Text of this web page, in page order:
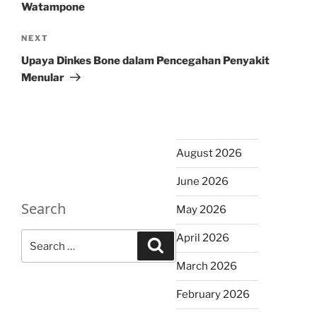
Watampone
Next
Post
NEXT
Upaya Dinkes Bone dalam Pencegahan Penyakit
Menular
Search
for:
Search
August 2026
June 2026
May 2026
April 2026
March 2026
February 2026